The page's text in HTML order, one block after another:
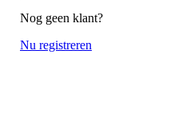
Nog geen klant?
Nu registreren